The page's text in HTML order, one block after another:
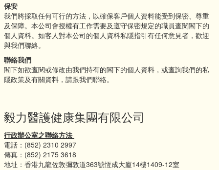
保安
我們將採取任何可行的方法，以確保客戶個人資料能受到保密、尊重
及保障。本公司會授權有工作需要及遵守保密規定的職員查閱閣下的
個人資料。如客人對本公司的個人資料私隱指引有任何意見者，歡迎
與我們聯絡。
聯絡我們
閣下如欲查閱或修改由我們持有的閣下的個人資料，或查詢我們的私
隱政策及有關資料，請跟我們聯絡。
毅力醫護健康集團有限公司
行政辦公室之聯絡方法
電話：(852) 2310 2997
傳真：(852) 2175 3618
地址：香港九龍佐敦彌敦道363號恆成大廈14樓1409-12室